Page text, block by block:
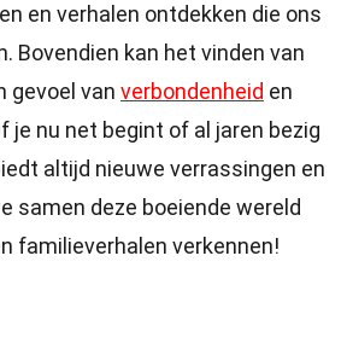
en verhalen ontdekken die ons
Bovendien kan het vinden van
gevoel van verbondenheid en
je nu net begint of al jaren bezig
altijd nieuwe verrassingen en
samen deze boeiende wereld
familieverhalen verkennen!